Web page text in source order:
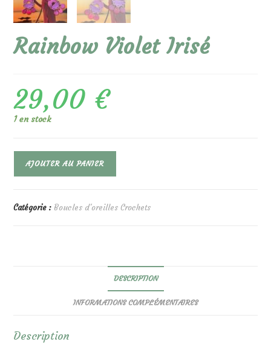
Rainbow Violet Irisé
29,00 €
1 en stock
Irisé
AJOUTER AU PANIER
Catégorie : Boucles d'oreilles Crochets
DESCRIPTION
INFORMATIONS COMPLÉMENTAIRES
Description